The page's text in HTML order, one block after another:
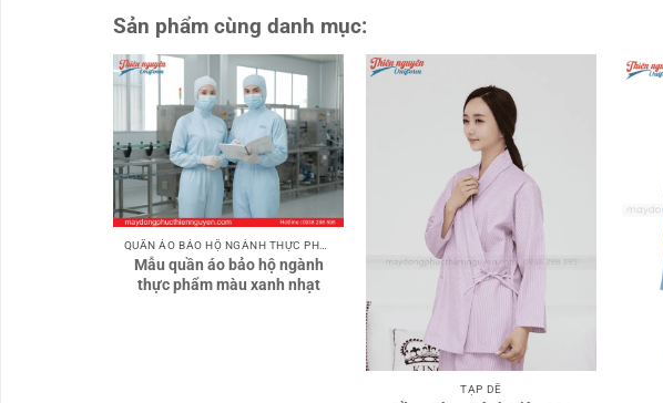
Sản phẩm cùng danh mục:
QUẦN ÁO BẢO HỘ NGÀNH THỰC PHẨM
Mẫu quần áo bảo hộ ngành
thực phẩm màu xanh nhạt
TẠP DỀ